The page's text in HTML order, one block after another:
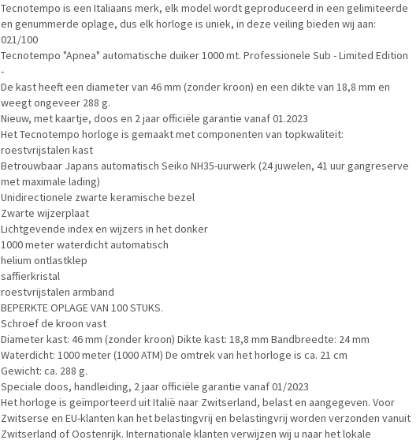
Tecnotempo is een Italiaans merk, elk model wordt geproduceerd in een gelimiteerde
en genummerde oplage, dus elk horloge is uniek, in deze veiling bieden wij aan:
021/100
Tecnotempo "Apnea" automatische duiker 1000 mt. Professionele Sub - Limited Edition
-
De kast heeft een diameter van 46 mm (zonder kroon) en een dikte van 18,8 mm en
weegt ongeveer 288 g.
Nieuw, met kaartje, doos en 2 jaar officiële garantie vanaf 01.2023
Het Tecnotempo horloge is gemaakt met componenten van topkwaliteit:
roestvrijstalen kast
Betrouwbaar Japans automatisch Seiko NH35-uurwerk (24 juwelen, 41 uur gangreserve
met maximale lading)
Unidirectionele zwarte keramische bezel
Zwarte wijzerplaat
Lichtgevende index en wijzers in het donker
1000 meter waterdicht automatisch
helium ontlastklep
saffierkristal
roestvrijstalen armband
BEPERKTE OPLAGE VAN 100 STUKS.
Schroef de kroon vast
Diameter kast: 46 mm (zonder kroon) Dikte kast: 18,8 mm Bandbreedte: 24 mm
Waterdicht: 1000 meter (1000 ATM) De omtrek van het horloge is ca. 21 cm
Gewicht: ca. 288 g.
Speciale doos, handleiding, 2 jaar officiële garantie vanaf 01/2023
Het horloge is geïmporteerd uit Italië naar Zwitserland, belast en aangegeven. Voor
Zwitserse en EU-klanten kan het belastingvrij en belastingvrij worden verzonden vanuit
Zwitserland of Oostenrijk. Internationale klanten verwijzen wij u naar het lokale